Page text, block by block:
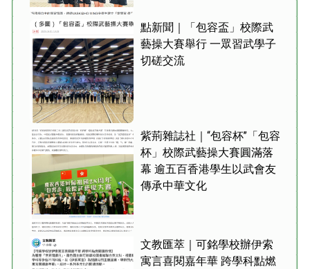
點新聞｜「包容盃」校際武
藝操大賽舉行 一眾習武學子
切磋交流
紫荊雜誌社｜“包容杯”「包容
杯」校際武藝操大賽圓滿落
幕 逾五百香港學生以武會友
傳承中華文化
文教匯萃｜可銘學校辦伊索
寓言喜閱嘉年華 跨學科點燃